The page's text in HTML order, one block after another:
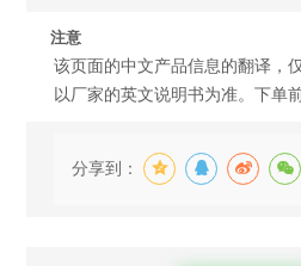
注意
该页面的中文产品信息的翻译，
以厂家的英文说明书为准。下单
分享到：